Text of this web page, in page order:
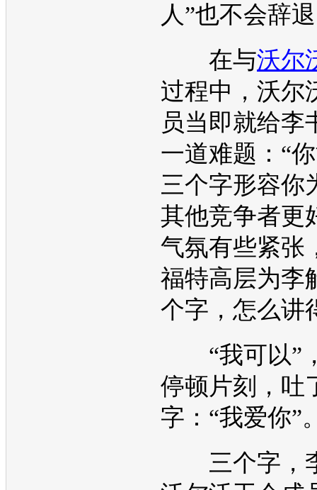
人”也不会辞
在与沃尔
过程中， 沃尔
员当即就给李
一道难题：“
三个字形容你
其他竞争者更
气氛有些紧张
福特高层为李
个字，怎么讲
“我可以”
停顿片刻，吐
字：“我爱你”
三个字，